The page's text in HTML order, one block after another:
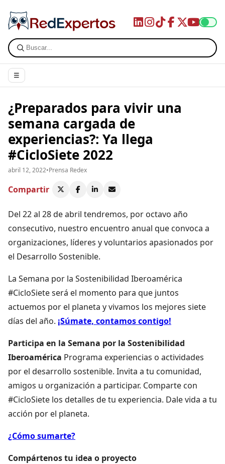
☰
¿Preparados para vivir una
semana cargada de
experiencias?: Ya llega
#CicloSiete 2022
abril 12, 2022•Prensa Redex
Compartir
Del 22 al 28 de abril tendremos, por octavo año
consecutivo, nuestro encuentro anual que convoca a
organizaciones, líderes y voluntarios apasionados por
el Desarrollo Sostenible.
La Semana por la Sostenibilidad Iberoamérica
#CicloSiete será el momento para que juntos
actuemos por el planeta y vivamos los mejores siete
días del año. ¡Súmate, contamos contigo!
Participa en la Semana por la Sostenibilidad
Iberoamérica Programa experiencias o actividades
por el desarrollo sostenible. Invita a tu comunidad,
amigos u organización a participar. Comparte con
#CicloSiete los detalles de tu experiencia. Dale vida a tu
acción por el planeta.
¿Cómo sumarte?
Compártenos tu idea o proyecto